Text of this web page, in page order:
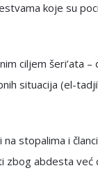
koje su
ciljem šeri’ata –
situacija (el-
stopalima i
zbog abdesta već